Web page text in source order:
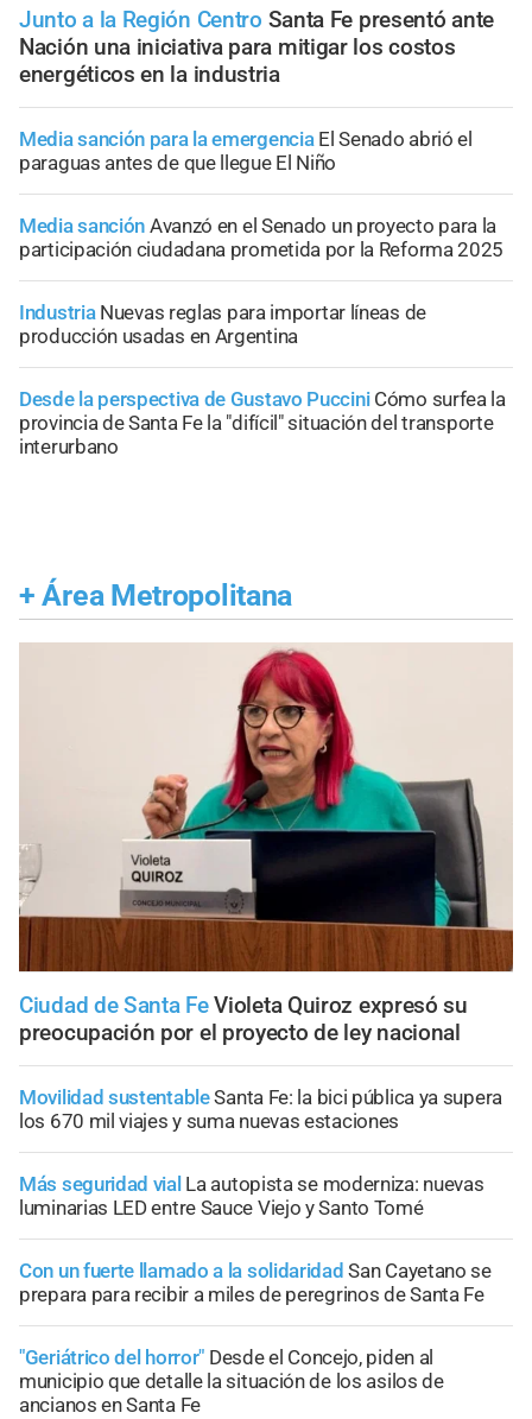
Junto a la Región Centro Santa Fe presentó ante
Nación una iniciativa para mitigar los costos
energéticos en la industria
Media sanción para la emergencia El Senado abrió el
paraguas antes de que llegue El Niño
Media sanción Avanzó en el Senado un proyecto para la
participación ciudadana prometida por la Reforma 2025
Industria Nuevas reglas para importar líneas de
producción usadas en Argentina
Desde la perspectiva de Gustavo Puccini Cómo surfea la
provincia de Santa Fe la "difícil" situación del transporte
interurbano
+ Área Metropolitana
Ciudad de Santa Fe Violeta Quiroz expresó su
preocupación por el proyecto de ley nacional
Movilidad sustentableSanta Fe: la bici pública ya supera
los 670 mil viajes y suma nuevas estaciones
Más seguridad vial La autopista se moderniza: nuevas
luminarias LED entre Sauce Viejo y Santo Tomé
Con un fuerte llamado a la solidaridad San Cayetano se
prepara para recibir a miles de peregrinos de Santa Fe
"Geriátrico del horror" Desde el Concejo, piden al
municipio que detalle la situación de los asilos de
ancianos en Santa Fe